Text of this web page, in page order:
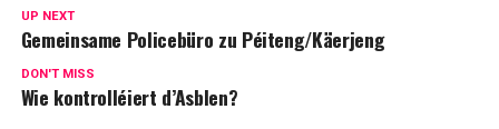
UP NEXT
Gemeinsame Policebüro zu Péiteng/Käerjeng
DON'T MISS
Wie kontrolléiert d’Asblen?